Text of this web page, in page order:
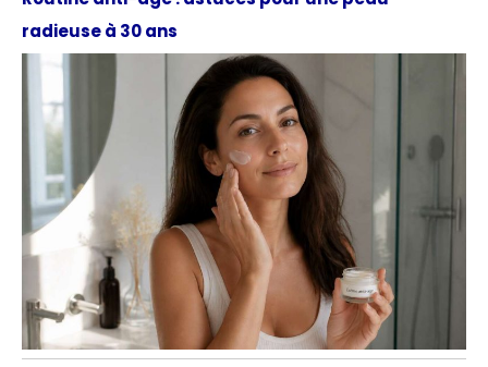
radieuse à 30 ans